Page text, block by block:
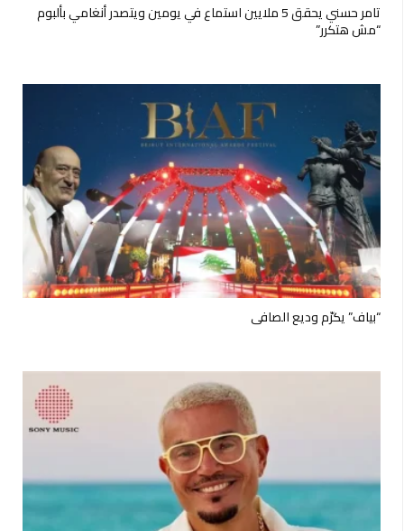
تامر حسني يحقق 5 ملايين استماع في يومين ويتصدر أنغامي بألبوم
“مش هتكرر”
“بياف” يكرّم وديع الصافي